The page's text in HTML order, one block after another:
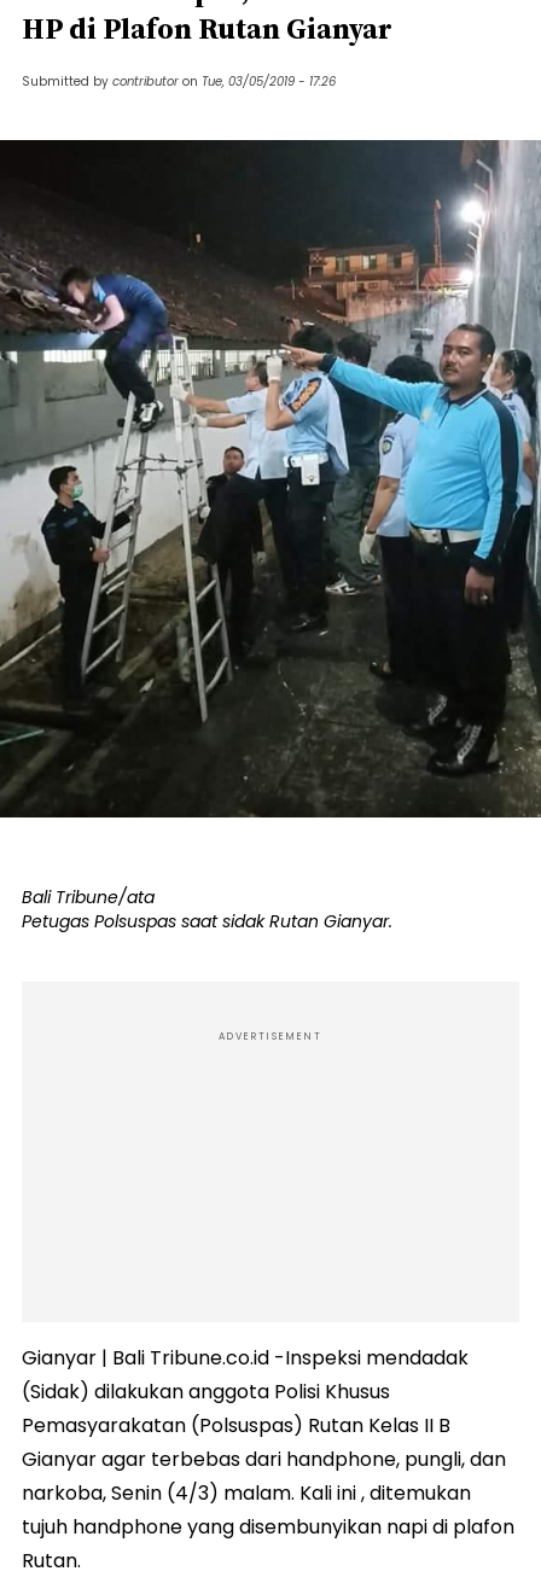
HP di Plafon Rutan Gianyar
Submitted by contributor on Tue, 03/05/2019 - 17:26
Bali Tribune/ata
Petugas Polsuspas saat sidak Rutan Gianyar.
ADVERTISEMENT
Gianyar | Bali Tribune.co.id -Inspeksi mendadak
(Sidak) dilakukan anggota Polisi Khusus
Pemasyarakatan (Polsuspas) Rutan Kelas II B
Gianyar agar terbebas dari handphone, pungli, dan
narkoba, Senin (4/3) malam. Kali ini , ditemukan
tujuh handphone yang disembunyikan napi di plafon
Rutan.